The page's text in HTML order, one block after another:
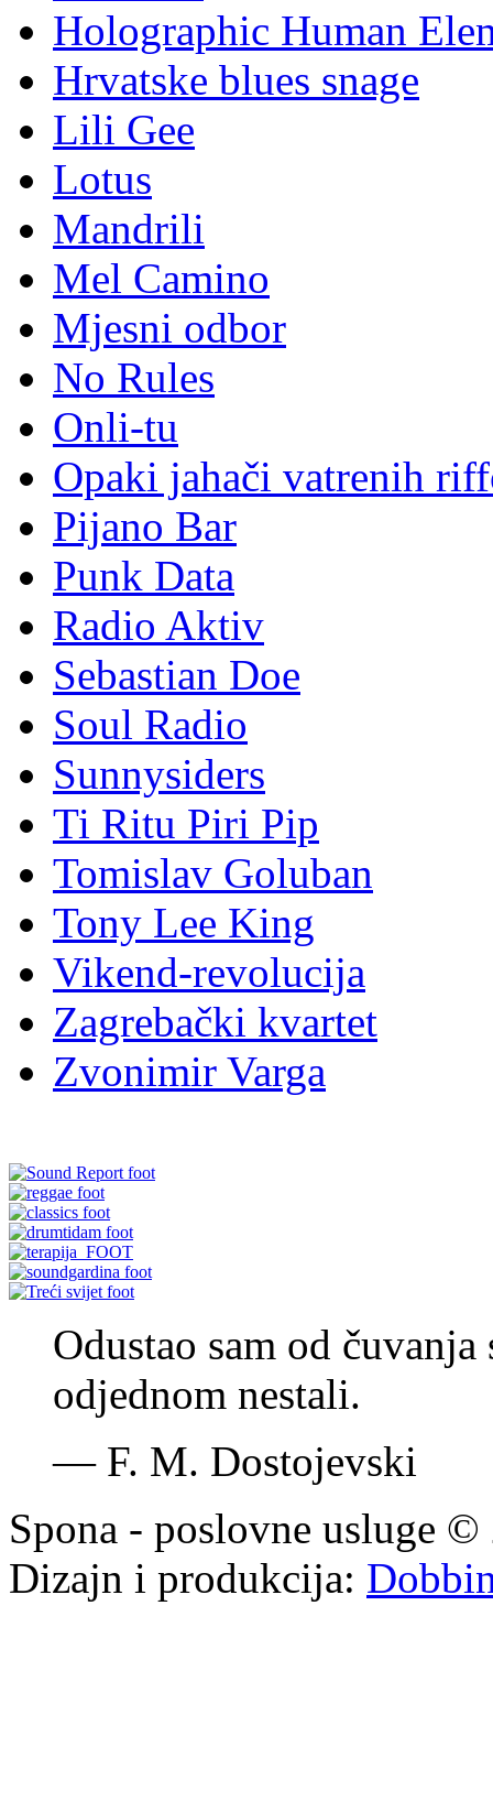
Holographic Human
Hrvatske blues snage
Lili Gee
Lotus
Mandrili
Mel Camino
Mjesni odbor
No Rules
Onli-tu
Opaki jahači vatrenih
Pijano Bar
Punk Data
Radio Aktiv
Sebastian Doe
Soul Radio
Sunnysiders
Ti Ritu Piri Pip
Tomislav Goluban
Tony Lee King
Vikend-revolucija
Zagrebački kvartet
Zvonimir Varga
Odustao sam od
odjednom nestali.
—F. M. Dostojevski
Spona - poslovne usluge
Dizajn i produkcija: